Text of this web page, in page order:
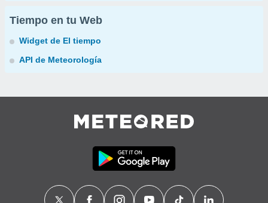
Tiempo en tu Web
Widget de El tiempo
API de Meteorología